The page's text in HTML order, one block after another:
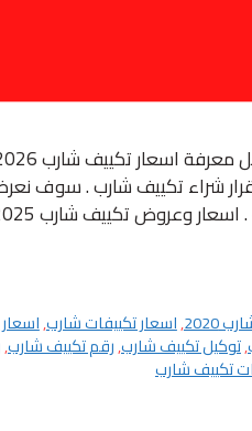
شراء تكييف شارب . سوف
2020
,اسعار تكييفات شارب,
,توكيل تكييف شارب,رقم تكييف شارب,
تكييف شارب